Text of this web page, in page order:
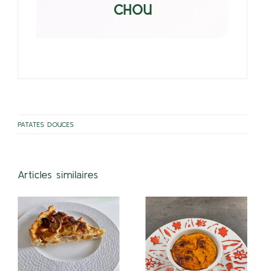
CHOU
PATATES DOUCES
Articles similaires